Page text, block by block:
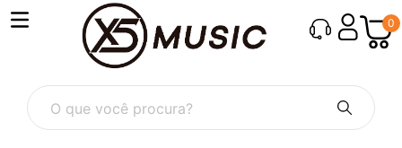
0
O que você procura?